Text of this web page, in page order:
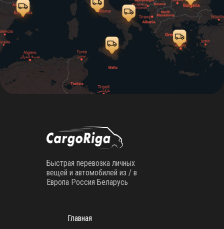
Быстрая перевозка личных
вещей и автомобилей из / в
Европа Россия Беларусь
Главная